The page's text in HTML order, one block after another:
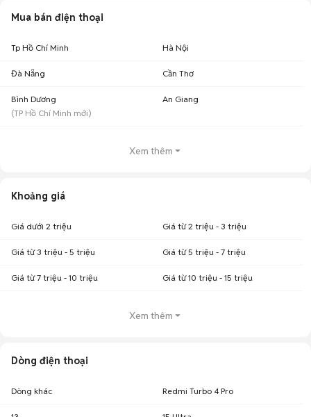
Mua bán điện thoại
Tp Hồ Chí Minh Hà Nội
Đà Nẵng Cần Thơ
Bình Dương
(TP Hồ Chí Minh mới)
An Giang
Xem thêm
Khoảng giá
Giá dưới 2 triệu Giá từ 2 triệu - 3 triệu
Giá từ 3 triệu - 5 triệu Giá từ 5 triệu - 7 triệu
Giá từ 7 triệu - 10 triệu Giá từ 10 triệu - 15 triệu
Xem thêm
Dòng điện thoại
Dòng khác Redmi Turbo 4 Pro